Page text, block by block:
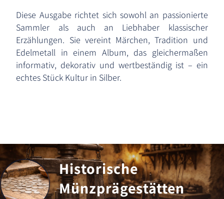
Diese Ausgabe richtet sich sowohl an passionierte
Sammler als auch an Liebhaber klassischer
Erzählungen. Sie vereint Märchen, Tradition und
Edelmetall in einem Album, das gleichermaßen
informativ, dekorativ und wertbeständig ist – ein
echtes Stück Kultur in Silber.
Historische
Münzprägestätten